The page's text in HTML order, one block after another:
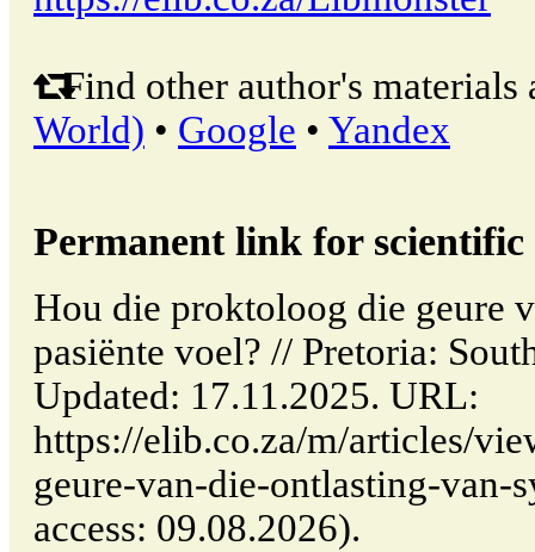
Find other author's materials
World) • Google • Yandex
Permanent link for
Hou die proktoloog die geure
pasiënte voel? // Pretoria:
Updated: 17.11.2025. URL:
https://elib.co.za/m/articles/
geure-van-die-ontlasting-van-
access: 09.08.2026).